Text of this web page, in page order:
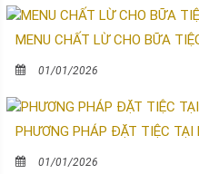
MENU CHẤT LỪ CHO BỮA
01/01/2026
PHƯƠNG PHÁP ĐẶT TIỆC
01/01/2026